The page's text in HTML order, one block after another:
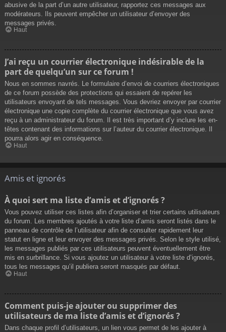
abusive de la part d’un autre utilisateur, rapportez ces messages aux
modérateurs. Ils peuvent empêcher un utilisateur d’envoyer des
messages privés.
Haut
J’ai reçu un courrier électronique indésirable de la
part de quelqu’un sur ce forum !
Nous en sommes navrés. Le formulaire d’envoi de courriers électroniques
de ce forum possède des protections qui essaient de repérer les
utilisateurs envoyant de tels messages. Vous devriez envoyer par courrier
électronique une copie complète du courrier électronique que vous avez
reçu à un administrateur du forum. Il est très important d’y inclure les en-
têtes contenant des informations sur l’auteur du courrier électronique. Il
pourra alors agir en conséquence.
Haut
Amis et ignorés
À quoi sert ma liste d’amis et d’ignorés ?
Vous pouvez utiliser ces listes afin d’organiser et trier certains utilisateurs
du forum. Les membres ajoutés à votre liste d’amis seront listés dans le
panneau de contrôle de l’utilisateur afin de consulter rapidement leur
statut en ligne et leur envoyer des messages privés. Selon le style utilisé,
les messages publiés par ces utilisateurs peuvent éventuellement être
mis en surbrillance. Si vous ajoutez un utilisateur à votre liste d’ignorés,
tous les messages qu’il publiera seront masqués par défaut.
Haut
Comment puis-je ajouter ou supprimer des
utilisateurs de ma liste d’amis et d’ignorés ?
Dans chaque profil d’utilisateurs, un lien vous permet de les ajouter à